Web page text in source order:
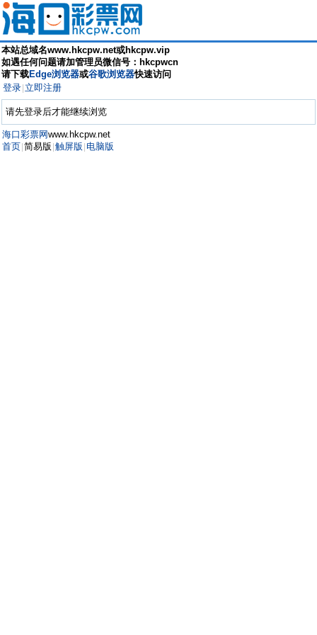
本站总域名www.hkcpw.net或hkcpw.vip
如遇任何问题请加管理员微信号：hkcpwcn
请下载Edge浏览器或谷歌浏览器快速访问
登录 立即注册
请先登录后才能继续浏览
海口彩票网www.hkcpw.net
首页 简易版 触屏版 电脑版